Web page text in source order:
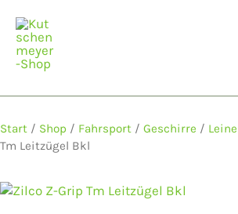
Inhalt
springen
Start / Shop / Fahrsport / Geschirre /
Tm Leitzügel Bkl